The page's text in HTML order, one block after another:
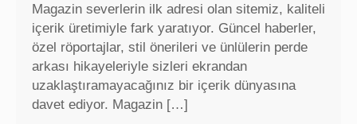
Magazin severlerin ilk adresi olan sitemiz, kaliteli
içerik üretimiyle fark yaratıyor. Güncel haberler,
özel röportajlar, stil önerileri ve ünlülerin perde
arkası hikayeleriyle sizleri ekrandan
uzaklaştıramayacağınız bir içerik dünyasına
davet ediyor. Magazin […]